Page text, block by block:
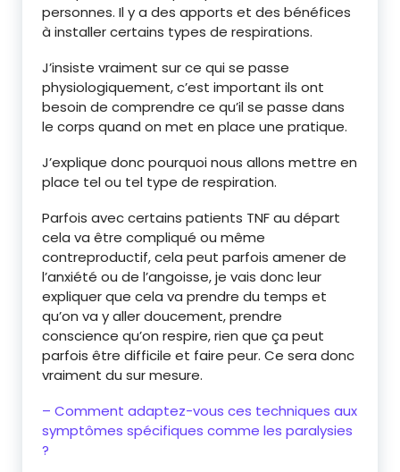
personnes. Il y a des apports et des bénéfices
à installer certains types de respirations.
J’insiste vraiment sur ce qui se passe
physiologiquement, c’est important ils ont
besoin de comprendre ce qu’il se passe dans
le corps quand on met en place une pratique.
J’explique donc pourquoi nous allons mettre en
place tel ou tel type de respiration.
Parfois avec certains patients TNF au départ
cela va être compliqué ou même
contreproductif, cela peut parfois amener de
l’anxiété ou de l’angoisse, je vais donc leur
expliquer que cela va prendre du temps et
qu’on va y aller doucement, prendre
conscience qu’on respire, rien que ça peut
parfois être difficile et faire peur. Ce sera donc
vraiment du sur mesure.
– Comment adaptez-vous ces techniques aux
symptômes spécifiques comme les paralysies
?